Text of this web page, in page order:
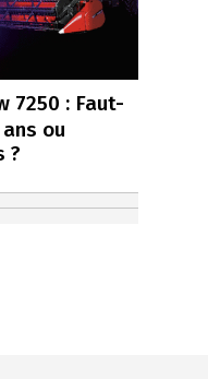
7250 : Faut-
ou
?